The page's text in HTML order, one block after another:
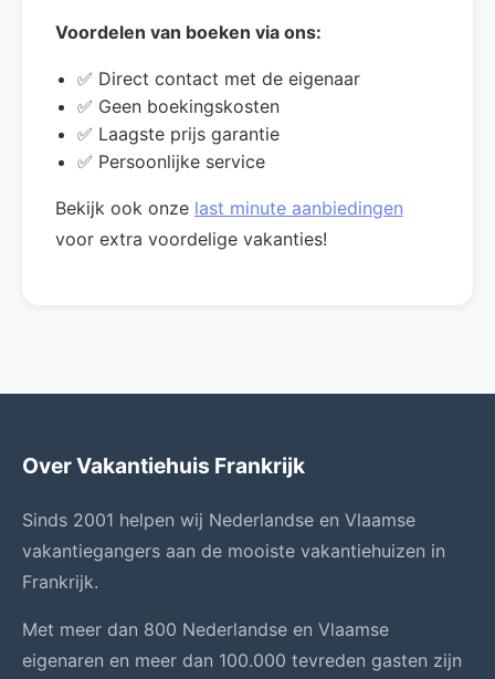
Voordelen van boeken via ons:
✅ Direct contact met de eigenaar
✅ Geen boekingskosten
✅ Laagste prijs garantie
✅ Persoonlijke service
Bekijk ook onze last minute aanbiedingen
voor extra voordelige vakanties!
Over Vakantiehuis Frankrijk
Sinds 2001 helpen wij Nederlandse en Vlaamse
vakantiegangers aan de mooiste vakantiehuizen in
Frankrijk.
Met meer dan 800 Nederlandse en Vlaamse
eigenaren en meer dan 100.000 tevreden gasten zijn